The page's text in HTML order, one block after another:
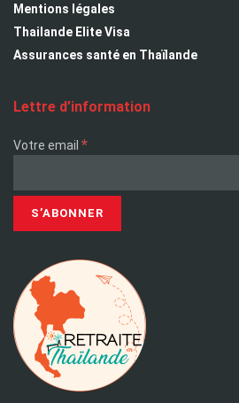
Mentions légales
Thailande Elite Visa
Assurances santé en Thaïlande
Lettre d’information
Votre email *